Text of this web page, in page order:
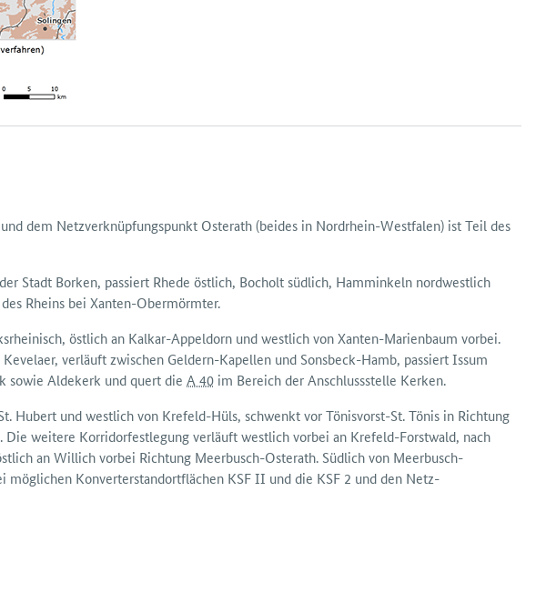
dem Netz­verknüpfungs­punkt Osterath (beides in Nordrhein-Westfalen) ist Teil des
Stadt Borken, passiert Rhede östlich, Bocholt südlich, Hamminkeln nord­westlich
Rheins bei Xanten-Obermörmter.
östlich an Kalkar-Appeldorn und westlich von Xanten-Marienbaum vorbei.
verläuft zwischen Geldern-Kapellen und Sonsbeck-Hamb, passiert Issum
sowie Aldekerk und quert die A 40 im Bereich der Anschluss­stelle Kerken.
Hubert und westlich von Krefeld-Hüls, schwenkt vor Tönisvorst-St. Tönis in Richtung
Die weitere Korridor­festlegung verläuft westlich vorbei an Krefeld-Forstwald, nach
an Willich vorbei Richtung Meerbusch-Osterath. Südlich von Meerbusch-
möglichen Konverter­standort­flächen KSF II und die KSF 2 und den Netz­